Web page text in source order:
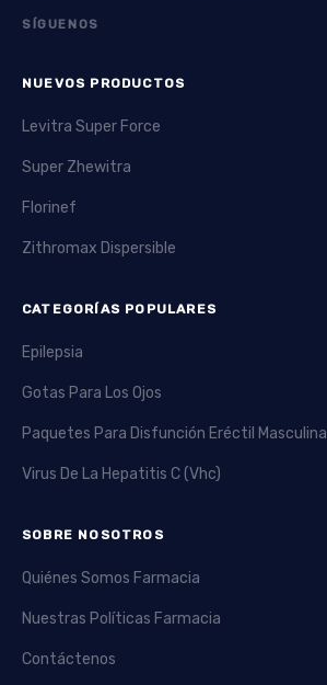
SÍGUENOS
NUEVOS PRODUCTOS
Levitra Super Force
Super Zhewitra
Florinef
Zithromax Dispersible
CATEGORÍAS POPULARES
Epilepsia
Gotas Para Los Ojos
Paquetes Para Disfunción Eréctil Masculina
Virus De La Hepatitis C (Vhc)
SOBRE NOSOTROS
Quiénes Somos Farmacia
Nuestras Políticas Farmacia
Contáctenos